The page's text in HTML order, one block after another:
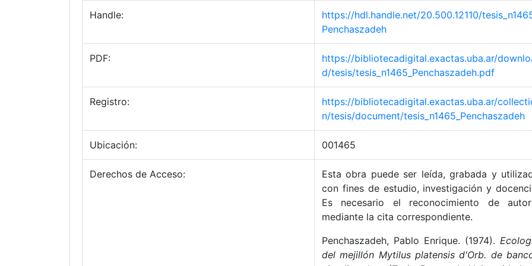
Handle:
https://hdl.handle.net/20.500.12110/
Penchaszadeh
PDF:
https://bibliotecadigital.exactas.uba.ar/
d/tesis/tesis_n1465_Penchaszadeh.pdf
Registro:
https://bibliotecadigital.exactas.uba.ar/
n/tesis/document/tesis_n1465_Penchaszadeh
Ubicación: 001465
Derechos de Acceso:
Esta obra puede ser leída, grabada y
con fines de estudio, investigación y
Es necesario el reconocimiento de
mediante la cita correspondiente.
Penchaszadeh, Pablo Enrique. (1974).
del mejillón Mytilus platensis d'Orb. de